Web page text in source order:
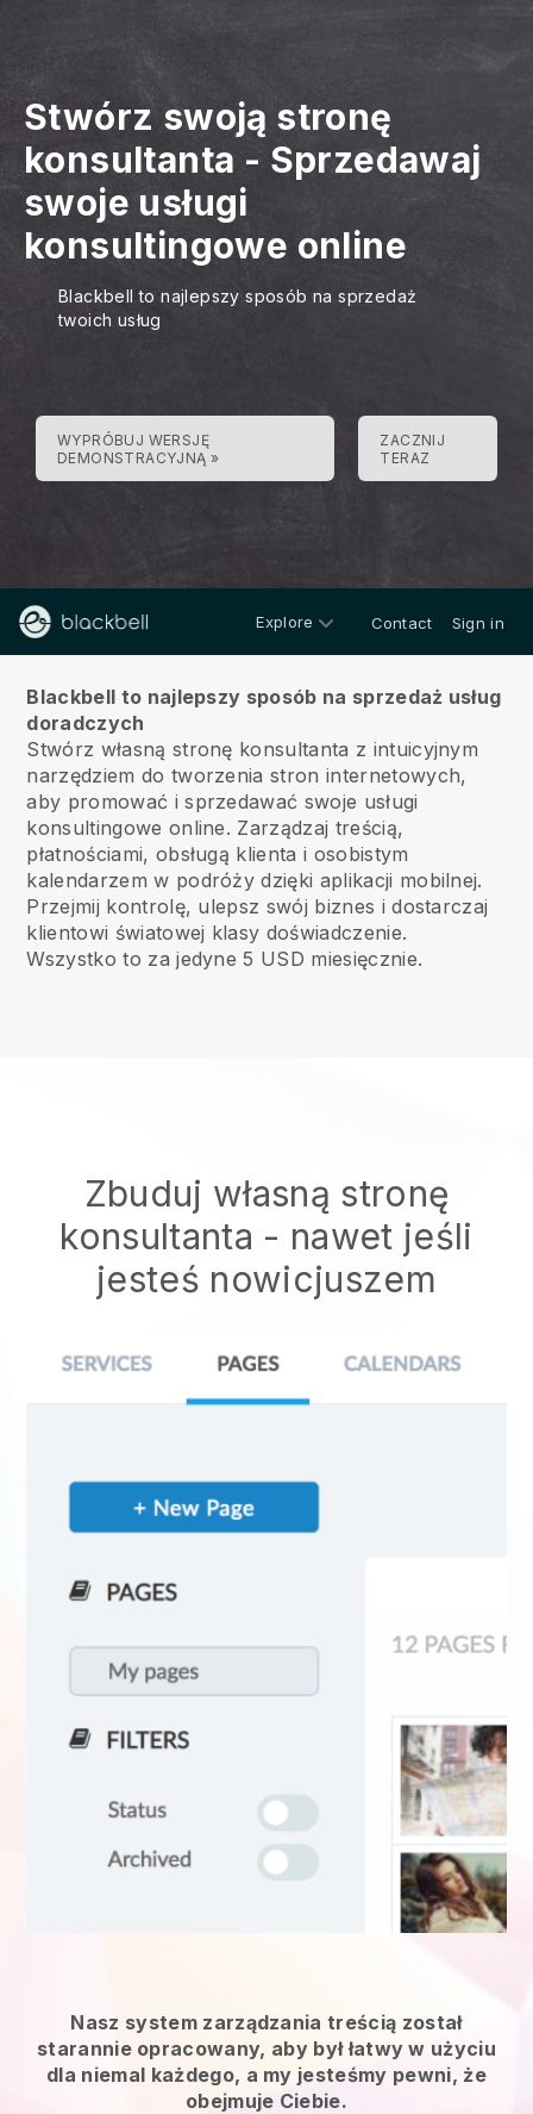
Stwórz swoją stronę
konsultanta - Sprzedawaj
swoje usługi
konsultingowe online
Blackbell to najlepszy sposób na sprzedaż
twoich usług
WYPRÓBUJ WERSJĘ
DEMONSTRACYJNĄ »
ZACZNIJ
TERAZ
Explore Contact Sign in
Blackbell to najlepszy sposób na sprzedaż usług
doradczych
Stwórz własną stronę konsultanta z intuicyjnym
narzędziem do tworzenia stron internetowych,
aby promować i sprzedawać swoje usługi
konsultingowe online. Zarządzaj treścią,
płatnościami, obsługą klienta i osobistym
kalendarzem w podróży dzięki aplikacji mobilnej.
Przejmij kontrolę, ulepsz swój biznes i dostarczaj
klientowi światowej klasy doświadczenie.
Wszystko to za jedyne 5 USD miesięcznie.
Zbuduj własną stronę
konsultanta - nawet jeśli
jesteś nowicjuszem
Nasz system zarządzania treścią został
starannie opracowany, aby był łatwy w użyciu
dla niemal każdego, a my jesteśmy pewni, że
obejmuje Ciebie.